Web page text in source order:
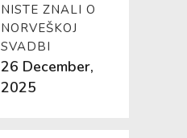
NISTE ZNALI O
NORVEŠKOJ
SVADBI
26 December,
2025